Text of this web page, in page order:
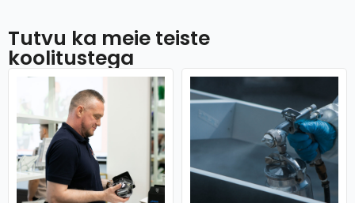
Tutvu ka meie teiste
koolitustega